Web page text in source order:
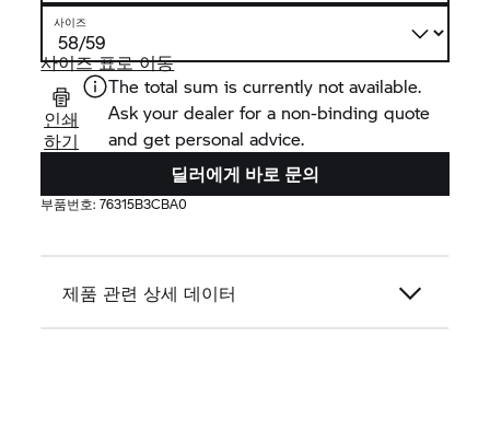
사이즈
사이즈 표로 이동
인쇄
하기
The total sum is currently not available.
Ask your dealer for a non-binding quote
and get personal advice.
딜러에게 바로 문의
부품번호:76315B3CBA0
제품 관련 상세 데이터